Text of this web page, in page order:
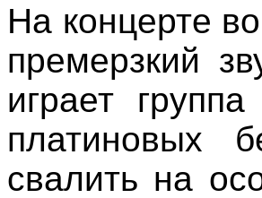
На концерте
премерзкий
играет
платиновых
свалить на